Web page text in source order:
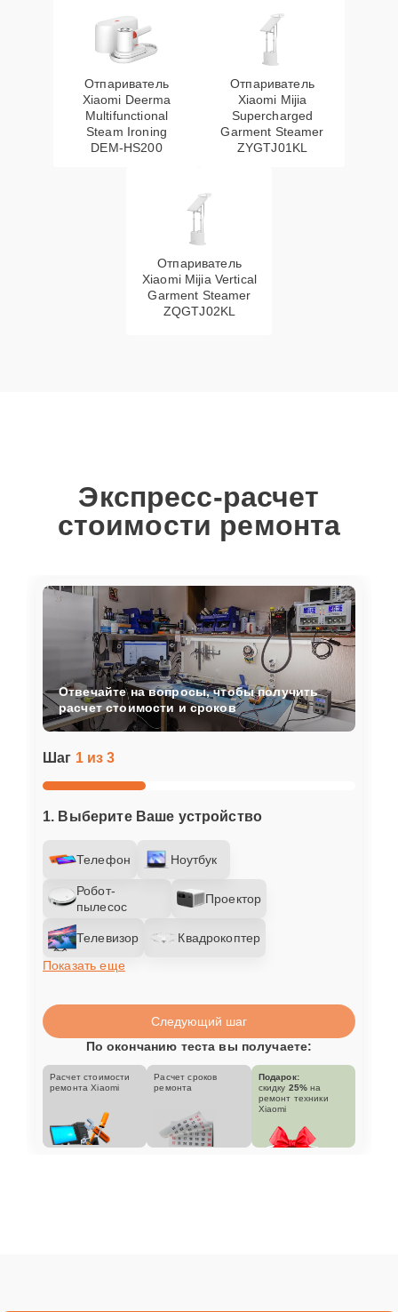
Отпариватель
Xiaomi Deerma
Multifunctional
Steam Ironing
DEM-HS200
Отпариватель
Xiaomi Mijia
Supercharged
Garment Steamer
ZYGTJ01KL
Отпариватель
Xiaomi Mijia Vertical
Garment Steamer
ZQGTJ02KL
Экспресс-расчет
стоимости ремонта
Шаг 1 из 3
1. Выберите Ваше устройство
Телефон Ноутбук
Робот-
пылесос
Проектор
Телевизор
Квадрокоптер
Показать еще
Отвечайте на вопросы, чтобы получить
расчет стоимости и сроков
Следующий шаг
По окончанию теста вы получаете:
Расчет стоимости
ремонта Xiaomi
Расчет сроков
ремонта
Подарок:
скидку 25% на
ремонт техники
Xiaomi